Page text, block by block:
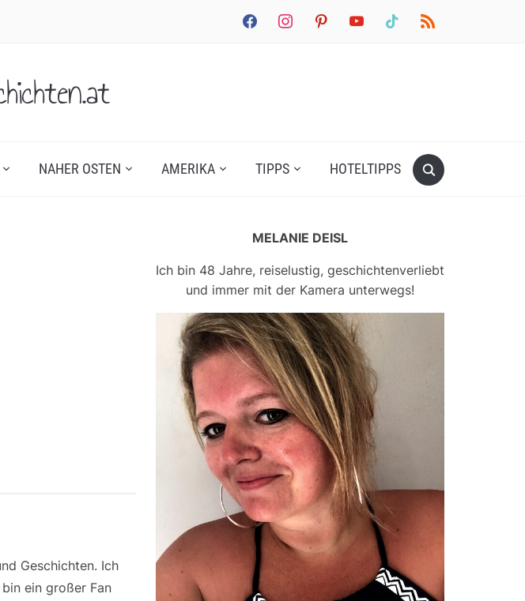
facebookinstagrampinterestyoutube tiktok rss
NAHER OSTEN AMERIKA TIPPS HOTELTIPPS
Geschichten. Ich
ein großer Fan
MELANIE DEISL
Ich bin 48 Jahre, reiselustig, geschichtenverliebt
und immer mit der Kamera unterwegs!